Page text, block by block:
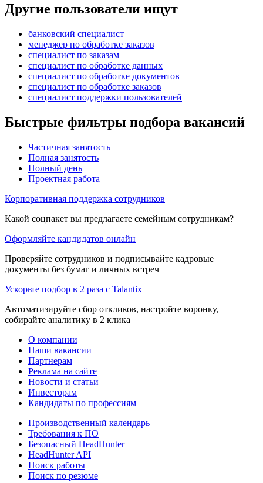
Другие пользователи ищут
банковский специалист
менеджер по обработке заказов
специалист по заказам
специалист по обработке данных
специалист по обработке документов
специалист по обработке заказов
специалист поддержки пользователей
Быстрые фильтры подбора вакансий
Частичная занятость
Полная занятость
Полный день
Проектная работа
Корпоративная поддержка сотрудников
Какой соцпакет вы предлагаете семейным сотрудникам?
Оформляйте кандидатов онлайн
Проверяйте сотрудников и подписывайте кадровые
документы без бумаг и личных встреч
Ускорьте подбор в 2 раза с Talantix
Автоматизируйте сбор откликов, настройте воронку,
собирайте аналитику в 2 клика
О компании
Наши вакансии
Партнерам
Реклама на сайте
Новости и статьи
Инвесторам
Кандидаты по профессиям
Производственный календарь
Требования к ПО
Безопасный HeadHunter
HeadHunter API
Поиск работы
Поиск по резюме